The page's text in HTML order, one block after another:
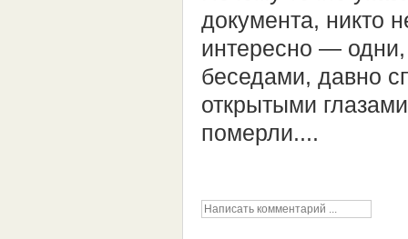
документа, никто
интересно —
беседами, давно
открытыми
померли....